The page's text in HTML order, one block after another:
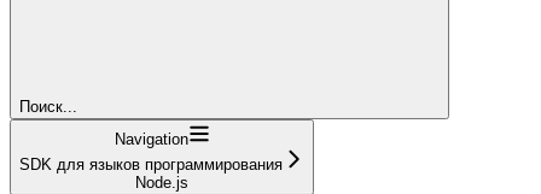
Поиск...
Navigation
SDK для языков программирования
Node.js